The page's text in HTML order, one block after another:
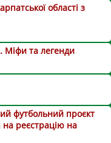
області з
Міфи та легенди
футбольний проєкт
на реєстрацію на